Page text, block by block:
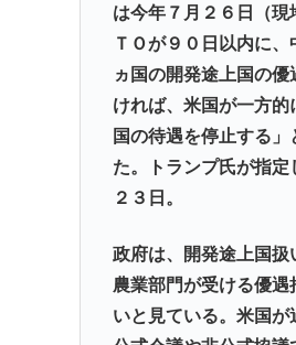
は今年７月２６日（現
ＴＯが９０日以内に、
ヵ国の開発途上国の
ければ、米国が一方的
国の待遇を停止する」
た。トランプ氏が指定
２３日。
政府は、開発途上国扱
農業部門が受ける優遇
いと見ている。米国が